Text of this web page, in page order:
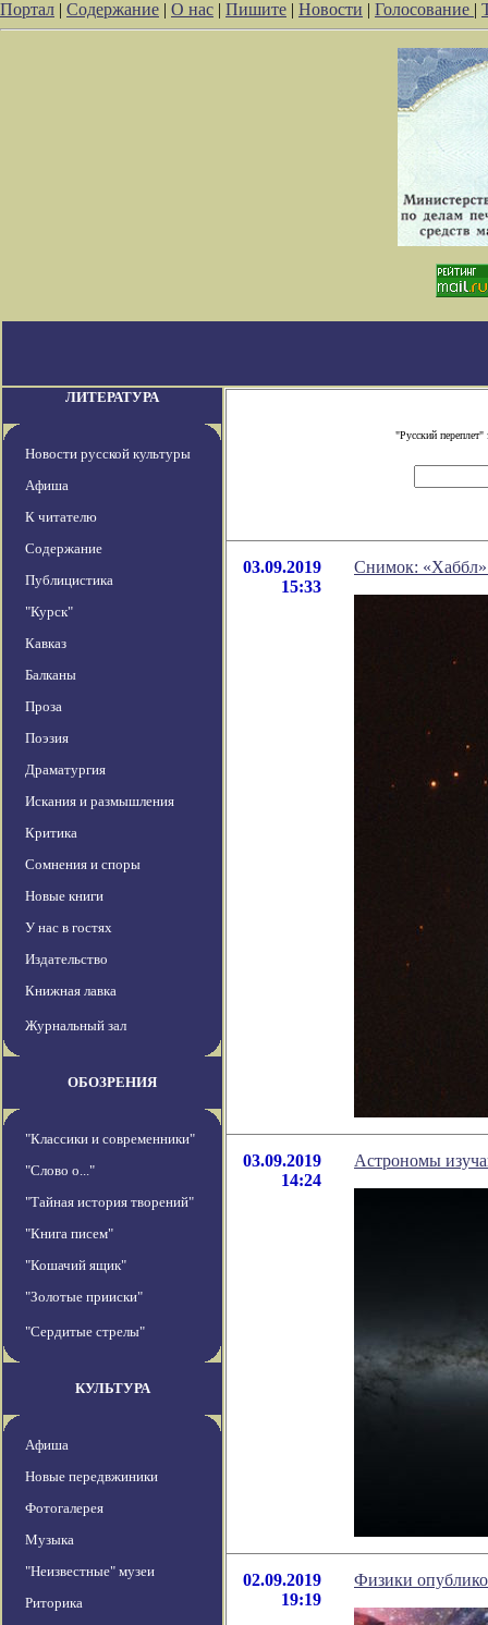
Портал | Содержание | О нас | Пишите | Новости | Голосование |
ЛИТЕРАТУРА
Новости русской культуры
Афиша
К читателю
Содержание
Публицистика
"Курск"
Кавказ
Балканы
Проза
Поэзия
Драматургия
Искания и размышления
Критика
Сомнения и споры
Новые книги
У нас в гостях
Издательство
Книжная лавка
Журнальный зал
ОБОЗРЕНИЯ
"Классики и современники"
"Слово о..."
"Тайная история творений"
"Книга писем"
"Кошачий ящик"
"Золотые прииски"
"Сердитые стрелы"
КУЛЬТУРА
Афиша
Новые передвжиники
Фотогалерея
Музыка
"Неизвестные" музеи
Риторика
"Русский
03.09.2019
15:33
Снимок: «Хаббл»
03.09.2019
14:24
Астрономы
02.09.2019
19:19
Физики